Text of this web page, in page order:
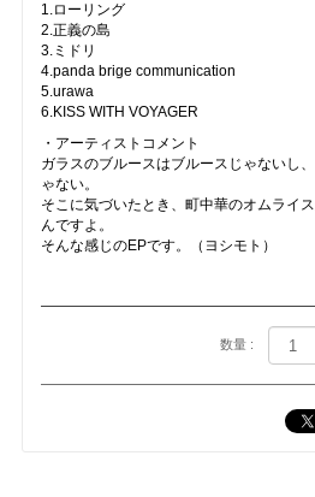
1.ローリング
2.正義の島
3.ミドリ
4.panda brige communication
5.urawa
6.KISS WITH VOYAGER
・アーティストコメント
ガラスのブルースはブルースじゃないし
ゃない。
そこに気づいたとき、町中華のオムライ
んですよ。
そんな感じのEPです。（ヨシモト）
数量 :